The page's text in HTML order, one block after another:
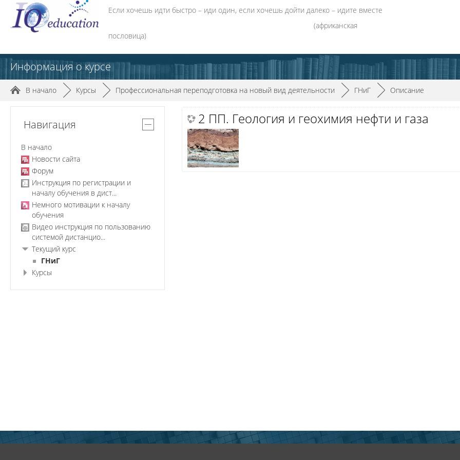
Если хочешь идти быстро – иди один, если хочешь дойти далеко – идите вместе
(африканская
пословица)
Информация о курсе
В начало ► Курсы ► Профессиональная переподготовка на новый вид деятельности ► ГНиГ ► Описание
2 ПП. Геология и геохимия нефти и газа
Навигация
В начало
Новости сайта
Форум
Инструкция по регистрации и
началу обучения в дист...
Немного мотивации к началу
обучения
Видео инструкция по пользованию
системой дистанцио...
Текущий курс
ГНиГ
Курсы